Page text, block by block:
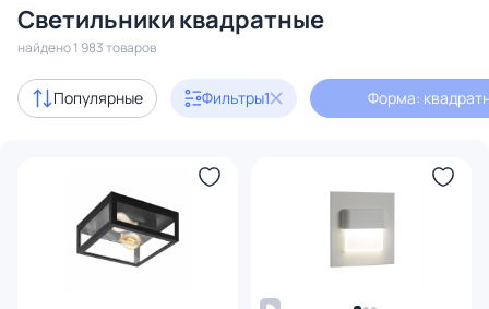
Светильники квадратные
найдено 1 983 товаров
Популярные Фильтры1 Форма:
Люстры Подвесные светильники
Акции 173
Доставка